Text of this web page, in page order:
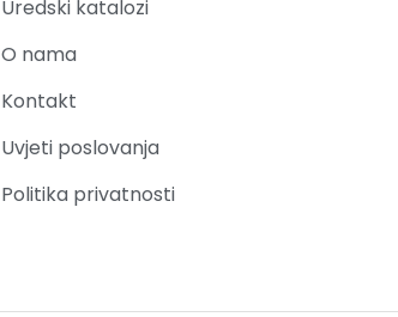
Uredski katalozi
O nama
Kontakt
Uvjeti poslovanja
Politika privatnosti